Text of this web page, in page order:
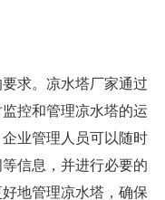
求。凉水塔厂家通过
控和管理凉水塔的运
业管理人员可以随时
信息，并进行必要的
地管理凉水塔，确保